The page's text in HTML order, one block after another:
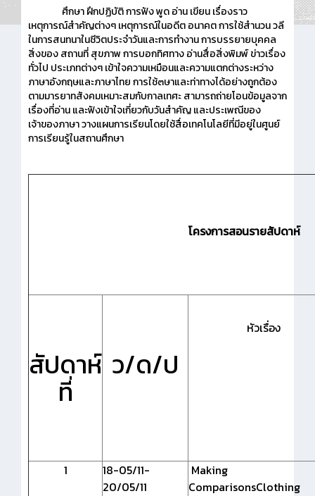
ศึกษา ฝึกปฏิบัติ การฟัง พูด อ่าน เขียน เรื่องราว
เหตุการณ์สำคัญต่างๆ เหตุการณ์ในอดีต อนาคต การใช้สำนวน วลี
ในการสนทนาในชีวิตประจำวันและการทำงาน การบรรยายบุคคล
สิ่งของ สถานที่ สุขภาพ การบอกทิศทาง อ่านสื่อสิ่งพิมพ์ ข่าวเรื่อง
ทั่วไป ประเภทต่างๆ เข้าใจความเหมือนและความแตกต่างระหว่าง
ภาษาอังกฤษและภาษาไทย การใช้๓ษาและท่าทางได้อย่างถูกต้อง
ตามมารยาทสังคมเหมาะสมกับกาลเทศะ สามารถถ่ายโอนข้อมูลจาก
เรื่องที่อ่าน และฟังเข้าใจเกี่ยวกับวันสำคัญ และประเพณีของ
เจ้าของภาษา วางแผนการเรียนโดยใช้สื่อเทคโนโลยีที่มีอยู่ในศูนย์
การเรียนรู้ในสถานศึกษา
โครงการสอนรายสัปดาห์
สัปดาห์
ที่
ว/ด/ป
หัวเรื่อง
1
18-05/11-
20/05/11
Making
ComparisonsClothing